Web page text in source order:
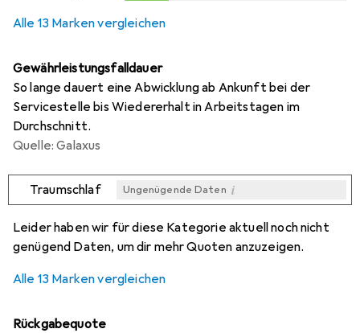
Alle 13 Marken vergleichen
Gewährleistungsfalldauer
So lange dauert eine Abwicklung ab Ankunft bei der
Servicestelle bis Wiedererhalt in Arbeitstagen im
Durchschnitt.
Quelle: Galaxus
Traumschlaf Ungenügende Daten i
i
i
i
i
Leider haben wir für diese Kategorie aktuell noch nicht
genügend Daten, um dir mehr Quoten anzuzeigen.
Alle 13 Marken vergleichen
Rückgabequote